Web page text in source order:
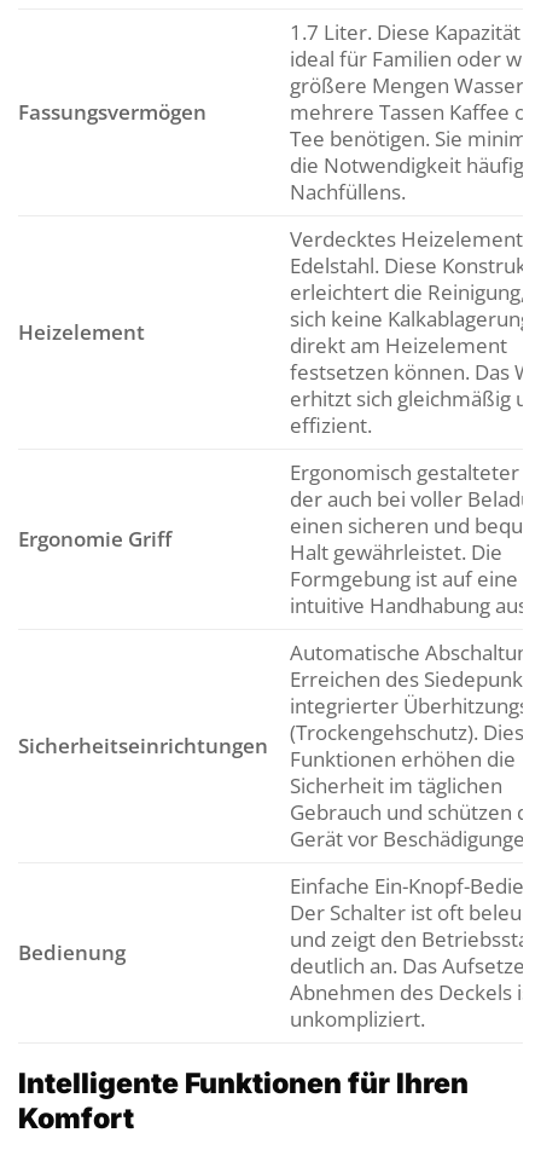
Fassungsvermögen
1.7 Liter. Diese Kapazität
ideal für Familien oder
größere Mengen Wasser
mehrere Tassen Kaffee
Tee benötigen. Sie
die Notwendigkeit
Nachfüllens.
Heizelement
Verdecktes Heizelement
Edelstahl. Diese
erleichtert die Reinigung,
sich keine
direkt am Heizelement
festsetzen können. Das
erhitzt sich gleichmäßig
effizient.
Ergonomie Griff
Ergonomisch gestalteter
der auch bei voller
einen sicheren und
Halt gewährleistet. Die
Formgebung ist auf eine
intuitive Handhabung
Sicherheitseinrichtungen
Automatische
Erreichen des
integrierter
(Trockengehschutz). Diese
Funktionen erhöhen die
Sicherheit im täglichen
Gebrauch und schützen
Gerät vor Beschädigungen.
Bedienung
Einfache Ein-Knopf-
Der Schalter ist oft
und zeigt den
deutlich an. Das
Abnehmen des Deckels ist
unkompliziert.
Intelligente Funktionen für Ihren
Komfort